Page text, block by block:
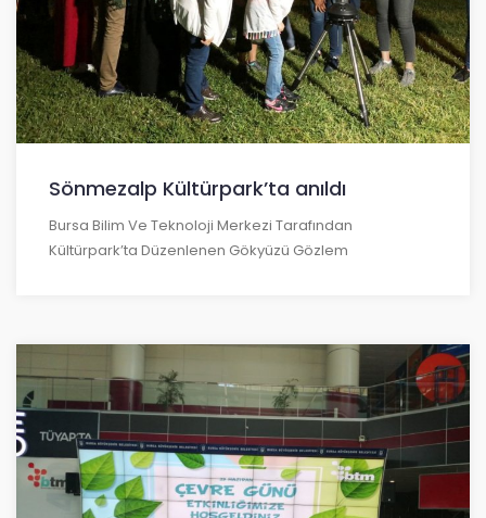
Sönmezalp Kültürpark’ta anıldı
Bursa Bilim Ve Teknoloji Merkezi Tarafından
Kültürpark’ta Düzenlenen Gökyüzü Gözlem